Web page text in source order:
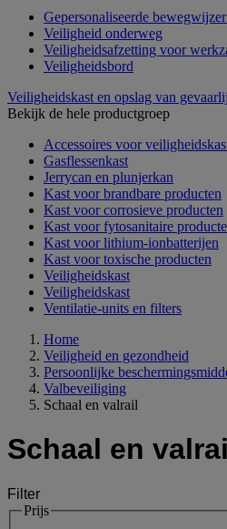
Gepersonaliseerde
Veiligheid onderweg
Veiligheidsafzetting voor
Veiligheidsbord
Veiligheidskast en opslag van
Bekijk de hele productgroep
Accessoires voor
Gasflessenkast
Jerrycan en plunjerkan
Kast voor brandbare producten
Kast voor corrosieve producten
Kast voor fytosanitaire
Kast voor lithium-ionbatterijen
Kast voor toxische producten
Veiligheidskast
Veiligheidskast
Ventilatie-units en filters
Home
Veiligheid en gezondheid
Persoonlijke
Valbeveiliging
Schaal en valrail
Schaal en
Filter
Prijs